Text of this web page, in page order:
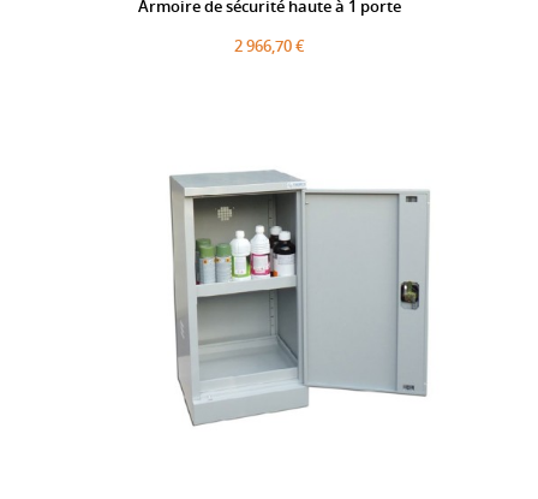
Armoire de sécurité haute à 1 porte
2 966,70 €